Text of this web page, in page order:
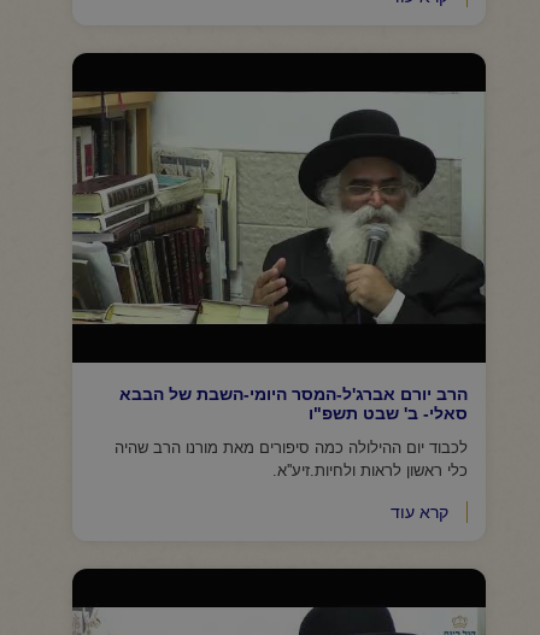
הרב יורם אברג'ל-המסר היומי-השבת של הבבא
סאלי- ב' שבט תשפ"ו
לכבוד יום ההילולה כמה סיפורים מאת מורנו הרב שהיה
כלי ראשון לראות ולחיות.זיע''א.
קרא עוד